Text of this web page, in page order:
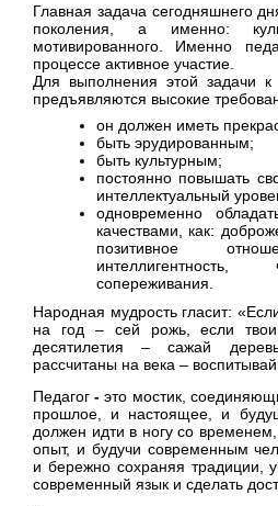
Главная задача сегодняшнего
поколения, а именно:
мотивированного. Именно
процессе активное участие.
Для выполнения этой задачи к
предъявляются высокие
он должен иметь
быть эрудированным;
быть культурным;
постоянно повышать
интеллектуальный
одновременно
качествами, как:
позитивное
интеллигентность,
сопереживания.
Народная мудрость гласит:
на год – сей рожь, если
десятилетия – сажай
рассчитаны на века – воспитывай
Педагог- это мостик,
прошлое, и настоящее, и
должен идти в ногу со
опыт, и будучи современным
и бережно сохраняя традиции,
современный язык и сделать